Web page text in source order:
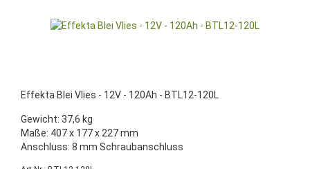
Effekta Blei Vlies - 12V - 120Ah - BTL12-120L
Gewicht: 37,6 kg
Maße: 407 x 177 x 227 mm
Anschluss: 8 mm Schraubanschluss